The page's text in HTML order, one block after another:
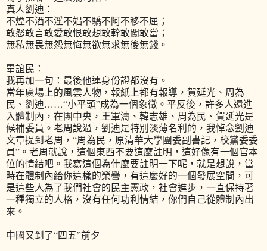
真人劉迪：
不煙不酒不淫不娼不驕不阿不移不屈；
敢怒敢言敢愛敢恨敢想敢幹敢闖敢當；
無私無畏無怨無悔無欲無求無後無錢。
畢誼民：
我再加一句：最後他連身份證都沒有。
當年廣場上的風雲人物，報紙上都有報導，賀延光、周為
民、劉迪……“小平頭”成為一個象徵。平反後，許多人還進
入體制內，在團中央，王軍濤、韓志雄、周為民、賀延光是
候補委員。老周說過，劉迪是特別淡薄名利的，我悼念劉迪
文章提到老周，“周為民，原清華大學團委副書記，校黨委委
員”。老周就說，這個東西不要這麼註明，這好像有一個官本
位的情結吧。我寫這個為什麼要註明一下呢，就是想說，當
時在體制內給你這樣的榮譽，有這麼好的一個發展空間，可
是這些人為了我們社會的民主憲政，社會進步，一直保持著
一種獨立的人格，沒有任何功利情結，你們自己從體制內出
來。
中國又到了“四五”前夕